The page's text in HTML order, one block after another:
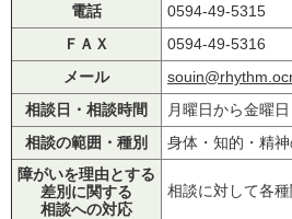
電話
0594-49-5315
ＦＡＸ
0594-49-5316
メール
相談日・相談時間
月曜日から金曜
相談の範囲・種別
身体・知的・精神
障がいを理由とする
差別に関する
相談への対応
相談に対して各